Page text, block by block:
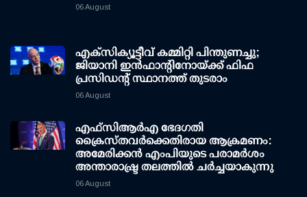
06 August
എക്സിക്യൂട്ടീവ് കമ്മിറ്റി പിന്തുണച്ചു;
ജിയാനി ഇന്‍ഫാന്റിനോയ്ക്ക് ഫിഫ
പ്രസിഡന്റ് സ്ഥാനത്ത് തുടരാം
06 August
എഫ്‌സി‌ആര്‍‌എ ഭേദഗതി
ക്രൈസ്തവർക്കെതിരായ ആക്രമണം:
അമേരിക്കൻ എംപിയുടെ പരാമർശം
അന്താരാഷ്ട്ര തലത്തിൽ ചർച്ചയാകുന്നു
06 August